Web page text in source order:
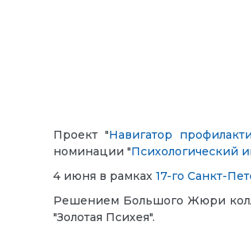
Проект "Навигатор
номинации "Психологический
4 июня в рамках 17-го Санкт-
Решением Большого Жюри
"Золотая Психея".